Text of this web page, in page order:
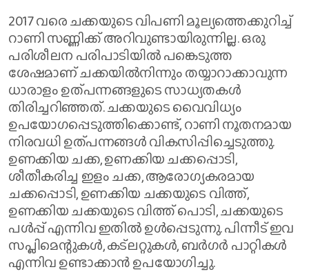
2017 വരെ ചക്കയുടെ വിപണി മൂല്യത്തെക്കുറിച്ച്
റാണി സണ്ണിക്ക് അറിവുണ്ടായിരുന്നില്ല. ഒരു
പരിശീലന പരിപാടിയിൽ പങ്കെടുത്ത
ശേഷമാണ് ചക്കയിൽനിന്നും തയ്യാറാക്കാവുന്ന
ധാരാളം ഉത്പന്നങ്ങളുടെ സാധ്യതകൾ
തിരിച്ചറിഞ്ഞത്. ചക്കയുടെ വൈവിധ്യം
ഉപയോഗപ്പെടുത്തിക്കൊണ്ട്, റാണി നൂതനമായ
നിരവധി ഉത്പന്നങ്ങൾ വികസിപ്പിച്ചെടുത്തു.
ഉണക്കിയ ചക്ക, ഉണക്കിയ ചക്കപ്പൊടി,
ശീതീകരിച്ച ഇളം ചക്ക, ആരോഗ്യകരമായ
ചക്കപ്പൊടി, ഉണക്കിയ ചക്കയുടെ വിത്ത്,
ഉണക്കിയ ചക്കയുടെ വിത്ത് പൊടി, ചക്കയുടെ
പൾപ്പ് എന്നിവ ഇതിൽ ഉൾപ്പെടുന്നു. പിന്നീട് ഇവ
സപ്ലിമെന്റുകൾ, കട്‌ലറ്റുകൾ, ബർഗർ പാറ്റികൾ
എന്നിവ ഉണ്ടാക്കാൻ ഉപയോഗിച്ചു.